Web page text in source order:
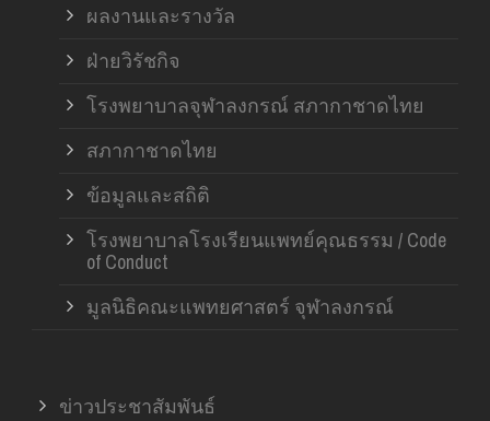
ผลงานและรางวัล
ฝ่ายวิรัชกิจ
โรงพยาบาลจุฬาลงกรณ์ สภากาชาดไทย
สภากาชาดไทย
ข้อมูลและสถิติ
โรงพยาบาลโรงเรียนแพทย์คุณธรรม / Code
of Conduct
มูลนิธิคณะแพทยศาสตร์ จุฬาลงกรณ์
ข่าวประชาสัมพันธ์